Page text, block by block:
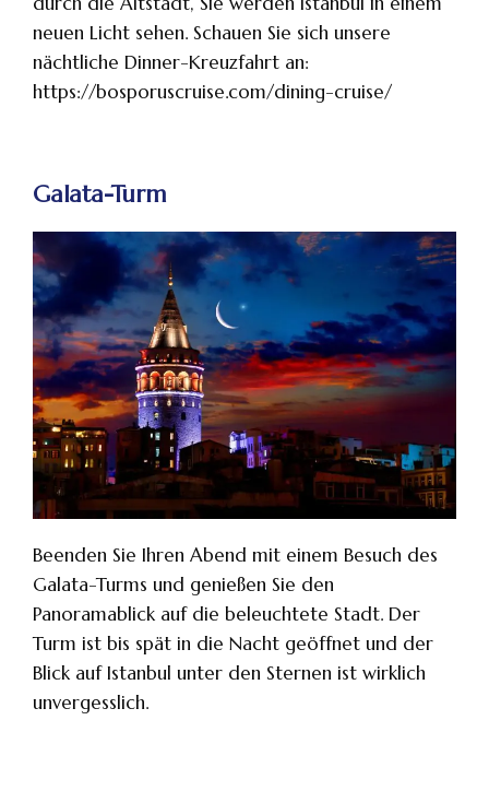
neuen Licht sehen. Schauen Sie sich unsere
nächtliche Dinner-Kreuzfahrt an:
https://bosporuscruise.com/dining-cruise/
Galata-Turm
Beenden Sie Ihren Abend mit einem Besuch des
Galata-Turms und genießen Sie den
Panoramablick auf die beleuchtete Stadt. Der
Turm ist bis spät in die Nacht geöffnet und der
Blick auf Istanbul unter den Sternen ist wirklich
unvergesslich.